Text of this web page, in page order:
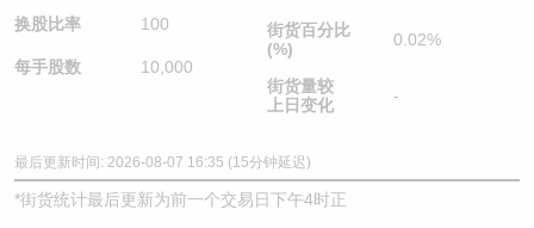
换股比率 100
每手股数 10,000
街货百分比
(%)
0.02%
街货量较
上日变化
-
最后更新时间: 2026-08-07 16:35 (15分钟延迟)
*街货统计最后更新为前一个交易日下午4时正